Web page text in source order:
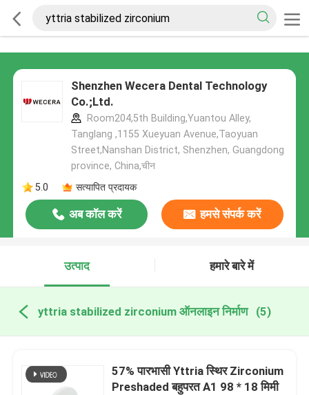
Shenzhen Wecera Dental Technology
Co.;Ltd.
Room204,5th Building,Yuantou Alley,
Tanglang ,1155 Xueyuan Avenue,Taoyuan
Street,Nanshan District, Shenzhen, Guangdong
province, China,चीन
5.0
सत्यापित प्रदायक
अब कॉल करें हमसे संपर्क करें
उत्पाद हमारे बारे में
yttria stabilized zirconium ऑनलाइन निर्माण (5)
57% पारभासी Yttria स्थिर Zirconium
Preshaded बहुपरत A1 98 * 18 मिमी